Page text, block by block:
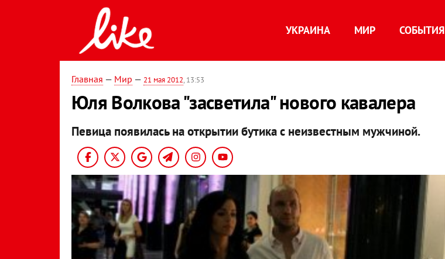
УКРАИНА МИР СОБЫТИЯ
Главная — Мир — 21 мая 2012, 13:53
Юля Волкова "засветила" нового кавалера
Певица появилась на открытии бутика с неизвестным мужчиной.